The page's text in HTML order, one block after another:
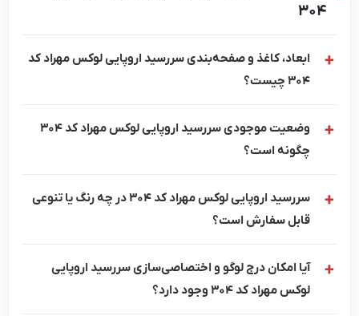
304
ابعاد، کاغذ و صفحه‌بندی سررسید اروپایی لوکس مهراد کد
304 چیست؟
وضعیت موجودی سررسید اروپایی لوکس مهراد کد 304
چگونه است؟
سررسید اروپایی لوکس مهراد کد 304 در چه رنگ یا تنوعی
قابل سفارش است؟
آیا امکان درج لوگو و اختصاصی‌سازی سررسید اروپایی
لوکس مهراد کد 304 وجود دارد؟